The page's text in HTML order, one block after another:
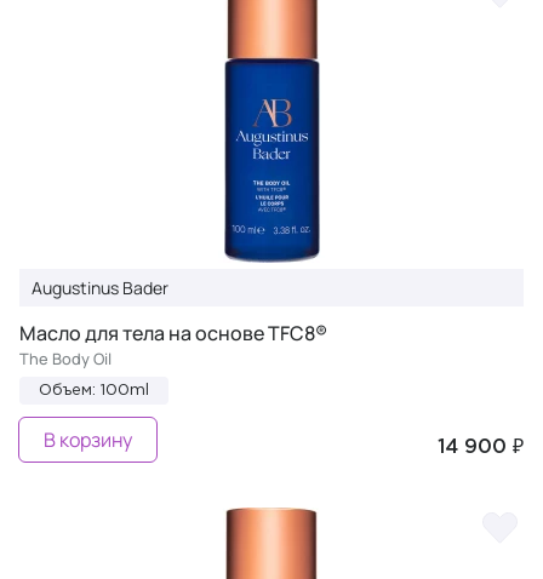
Augustinus Bader
Масло для тела на основе TFC8®
The Body Oil
Объем: 100ml
14 900 ₽
В корзину